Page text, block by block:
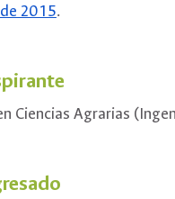
2015.
Ciencias Agrarias